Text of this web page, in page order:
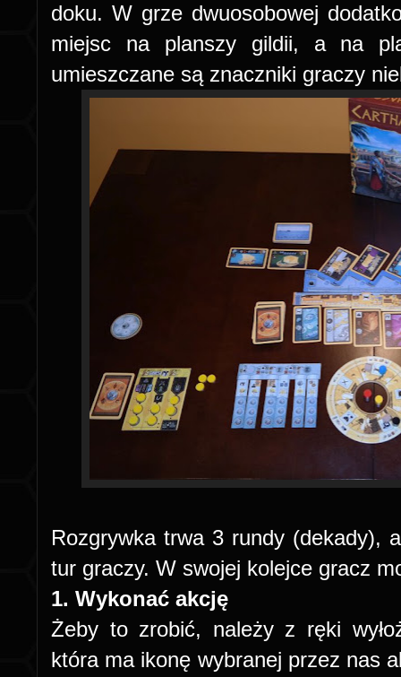
doku. W grze dwuosobowej
miejsc na planszy gildii, a na
umieszczane są znaczniki graczy
Rozgrywka trwa 3 rundy (dekady),
tur graczy. W swojej kolejce gracz
1. Wykonać akcję
Żeby to zrobić, należy z ręki
która ma ikonę wybranej przez nas